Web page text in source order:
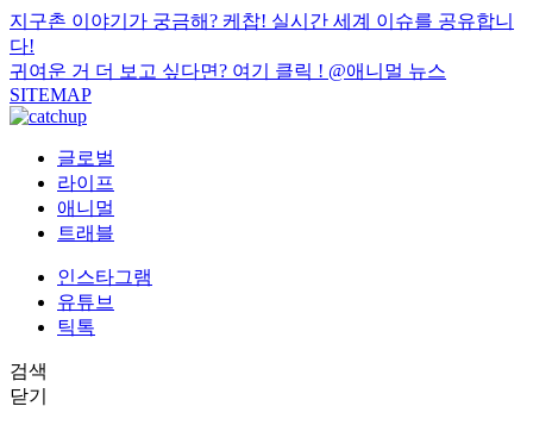
지구촌 이야기가 궁금해? 케찹! 실시간 세계 이슈를 공유합니
다!
귀여운 거 더 보고 싶다면? 여기 클릭 ! @애니멀 뉴스
SITEMAP
글로벌
라이프
애니멀
트래블
인스타그램
유튜브
틱톡
검색
닫기